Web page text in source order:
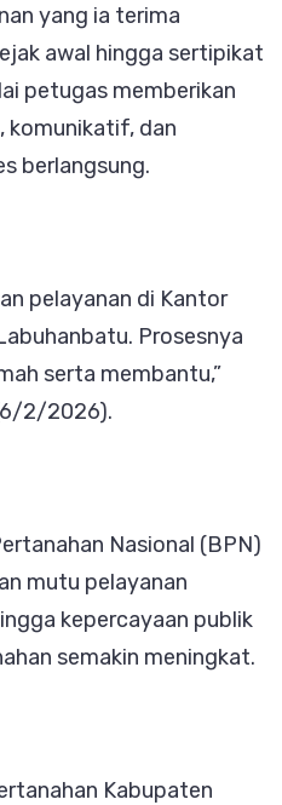
yang ia terima
awal hingga sertipikat
petugas memberikan
komunikatif, dan
berlangsung.
pelayanan di Kantor
Prosesnya
serta membantu,”
2/2026).
Nasional (BPN)
mutu pelayanan
kepercayaan publik
semakin meningkat.
Kabupaten